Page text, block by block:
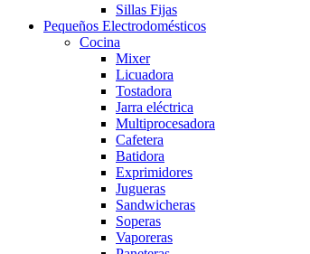
Sillas Fijas
Pequeños Electrodomésticos
Cocina
Mixer
Licuadora
Tostadora
Jarra eléctrica
Multiprocesadora
Cafetera
Batidora
Exprimidores
Jugueras
Sandwicheras
Soperas
Vaporeras